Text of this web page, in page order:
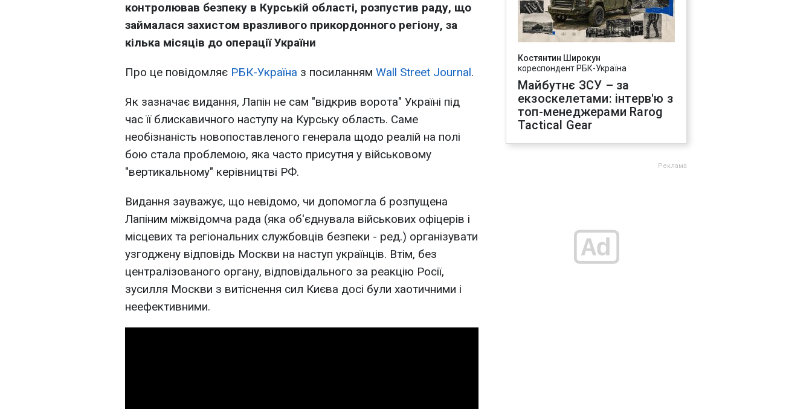
контролював безпеку в Курській області, розпустив раду, що
займалася захистом вразливого прикордонного регіону, за
кілька місяців до операції України
Про це повідомляє РБК-Україна з посиланням Wall Street Journal.
Як зазначає видання, Лапін не сам "відкрив ворота" Україні під
час її блискавичного наступу на Курську область. Саме
необізнаність новопоставленого генерала щодо реалій на полі
бою стала проблемою, яка часто присутня у військовому
"вертикальному" керівництві РФ.
Видання зауважує, що невідомо, чи допомогла б розпущена
Лапіним міжвідомча рада (яка об'єднувала військових офіцерів і
місцевих та регіональних службовців безпеки - ред.) організувати
узгоджену відповідь Москви на наступ українців. Втім, без
централізованого органу, відповідального за реакцію Росії,
зусилля Москви з витіснення сил Києва досі були хаотичними і
неефективними.
Костянтин Широкун
кореспондент РБК-Україна
Майбутнє ЗСУ – за
екзоскелетами: інтерв'ю з
топ-менеджерами Rarog
Tactical Gear